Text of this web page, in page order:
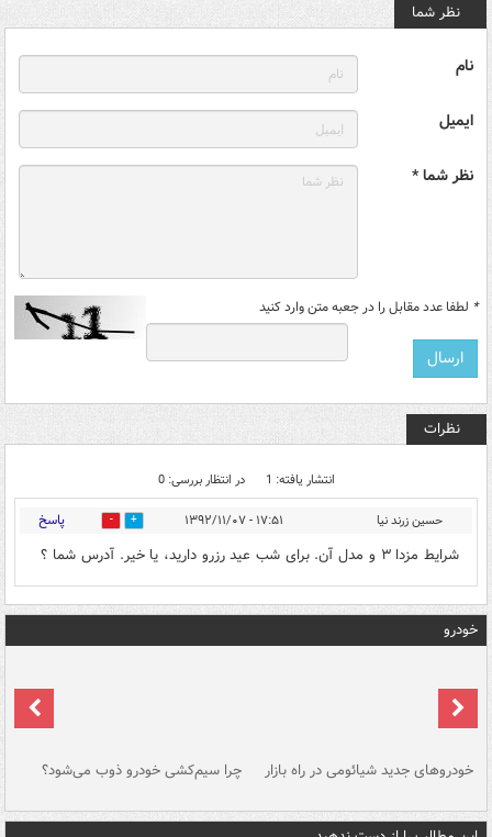
نظر شما
نام
ایمیل
نظر شما *
* لطفا عدد مقابل را در جعبه متن وارد کنید
نظرات
انتشار یافته: 1 در انتظار بررسی: 0
حسین زرند نیا ۱۷:۵۱ - ۱۳۹۲/۱۱/۰۷ 0 پاسخ
شرایط مزدا ۳ و مدل آن. برای شب عید رزرو دارید، یا خیر. آدرس شما ؟
خودرو
خودروهای جدید شیائومی در راه بازار چرا سیم‌کشی خودرو ذوب می‌شود؟